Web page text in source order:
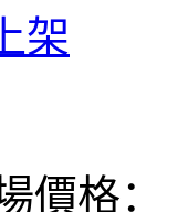
上架
價格：